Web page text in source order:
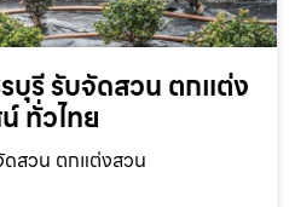
บุรี รับจัดสวน ตกแต่ง
ทั่วไทย
สวน ตกแต่งสวน